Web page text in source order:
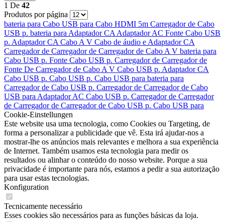
1 De 42
Produtos por página
bateria para Cabo USB para Cabo HDMI 5m Carregador de Cabo
USB p. bateria para Adaptador CA Adaptador AC Fonte Cabo USB
p. Adaptador CA Cabo A V Cabo de áudio e Adaptador CA
Carregador de Carregador de Carregador de Cabo A V bateria para
Cabo USB p. Fonte Cabo USB p. Carregador de Carregador de
Fonte De Carregador de Cabo A V Cabo USB p. Adaptador CA
Cabo USB p. Cabo USB p. Cabo USB para bateria para
Carregador de Cabo USB p. Carregador de Carregador de Cabo
USB para Adaptador AC Cabo USB p. Carregador de Carregador
de Carregador de Carregador de Cabo USB p. Cabo USB para
Cookie-Einstellungen
Este website usa uma tecnologia, como Cookies ou Targeting, de
forma a personalizar a publicidade que vê. Esta irá ajudar-nos a
mostrar-lhe os anúncios mais relevantes e melhora a sua experiência
de Internet. Também usamos esta tecnologia para medir os
resultados ou alinhar o conteúdo do nosso website. Porque a sua
privacidade é importante para nós, estamos a pedir a sua autorização
para usar estas tecnologias.
Konfiguration
Tecnicamente necessário
Esses cookies são necessários para as funções básicas da loja.